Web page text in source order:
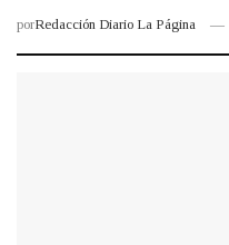
porRedacción Diario La Página